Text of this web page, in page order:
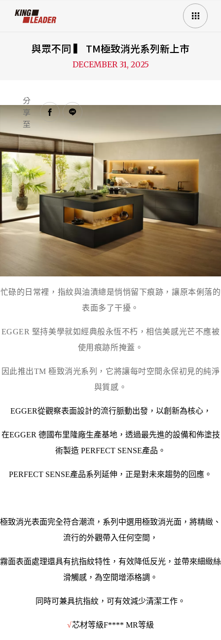
與眾不同 ▍ TM極致消光系列新上市
DECEMBER 31, 2025
分
享
至
忙碌的日常裡，指紋與油漬總是悄悄留下痕跡，讓原本俐落的
表面多了干擾。
EGGER 堅持美學就如經典般永恆不朽，相信美感光芒不應被
使用痕跡所掩蓋。
因此推出TM極致消光系列，它將讓每吋空間永保初見的純淨
與質感。
EGGER從觀察表面設計的流行脈動出發，以創新為核心，
在EGGER 德國布里隆廠生產基地，透過最先進的設備和佈塗技
術製造 PERFECT SENSE產品。
PERFECT SENSE產品系列延伸，正是對未來趨勢的回應。
極致消光表面完全符合潮流，系列中選用極致消光面，將精緻、
流行的外觀帶入任何空間，
霧面表面處理還具有抗指紋特性，有效降低反光，並帶來細緻絲
滑觸感，為空間增添格調。
同時可兼具抗指紋，可有效減少清潔工作。
√芯材等級F**** MR等級